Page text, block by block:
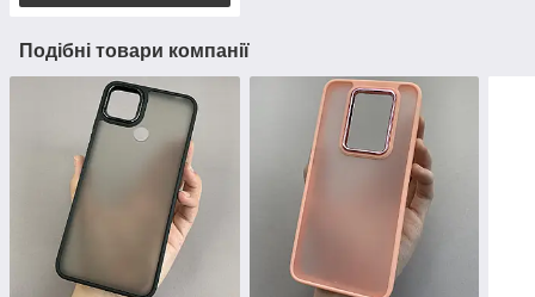
Подібні товари компанії